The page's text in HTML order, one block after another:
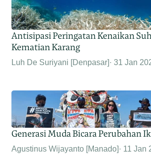
Antisipasi Peringatan Kenaikan
Kematian Karang
Luh De Suriyani [Denpasar] 31 Jan
Generasi Muda Bicara Perubahan
Agustinus Wijayanto [Manado] 11 Jan